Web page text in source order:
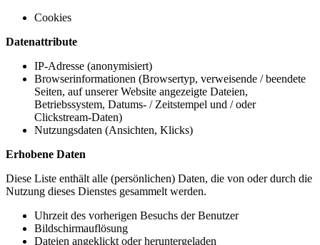
Cookies
Datenattribute
IP-Adresse (anonymisiert)
Browserinformationen (Browsertyp, verweisende / beendete
Seiten, auf unserer Website angezeigte Dateien,
Betriebssystem, Datums- / Zeitstempel und / oder
Clickstream-Daten)
Nutzungsdaten (Ansichten, Klicks)
Erhobene Daten
Diese Liste enthält alle (persönlichen) Daten, die von oder durch die
Nutzung dieses Dienstes gesammelt werden.
Uhrzeit des vorherigen Besuchs der Benutzer
Bildschirmauflösung
Dateien angeklickt oder heruntergeladen